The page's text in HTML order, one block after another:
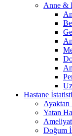
Anne &
Hastane
Ayaktan
Yatan
Doğum